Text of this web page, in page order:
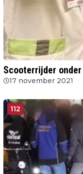
Scooterrijder
17 november 2021
112